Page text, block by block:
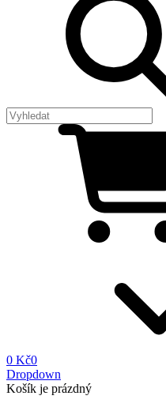
0 Kč0
Dropdown
Košík je prázdný